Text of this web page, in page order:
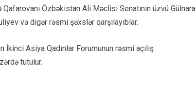
Özbəkistan Ali Məclisi Senatının üzvü Gülnara
və digər rəsmi şəxslər qarşılayıblar.
Asiya Qadınlar Forumunun rəsmi açılış
tutulur.